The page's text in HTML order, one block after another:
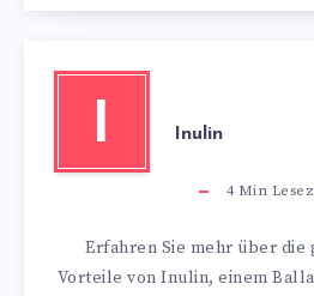
I Inulin
4Min
Erfahren Sie mehr über die
Vorteile von Inulin, einem